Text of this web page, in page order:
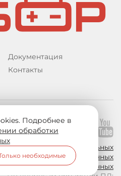
Документация
Контакты
на нас:
обработки персональных
данных
персональных данных
Подробнее в
обработки
необходимые